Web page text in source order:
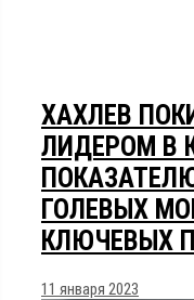
ХАХЛЕВ
ЛИДЕРОМ В
ГОЛЕВЫХ
КЛЮЧЕВЫХ
11 января 2023